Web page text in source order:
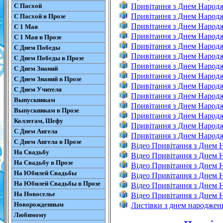
С Пасхой
С Пасхой в Прозе
С 1 Мая
С 1 Мая в Прозе
С Днем Победы
С Днем Победы в Прозе
С Днем Знаний
С Днем Знаний в Прозе
С Днем Учителя
Выпускникам
Выпускникам в Прозе
Коллегам, Шефу
С Днем Ангела
С Днем Ангела в Прозе
На Свадьбу
На Свадьбу в Прозе
На Юбилей Свадьбы
На Юбилей Свадьбы в Прозе
На Новоселье
Новорожденным
Любимому
Привітання з Днем
Привітання з Днем
Привітання з Днем
Привітання з Днем
Привітання з Днем
Привітання з Днем
Привітання з Днем
Привітання з Днем
Привітання з Днем
Привітання з Днем
Привітання з Днем
Привітання з Днем
Привітання з Днем
Привітання з Днем
Відео Привітання з Днем
Відео Привітання з Днем
Відео Привітання з Днем
Відео Привітання з Днем
Відео Привітання з Днем
Відео Привітання з Днем
Листівки з днем